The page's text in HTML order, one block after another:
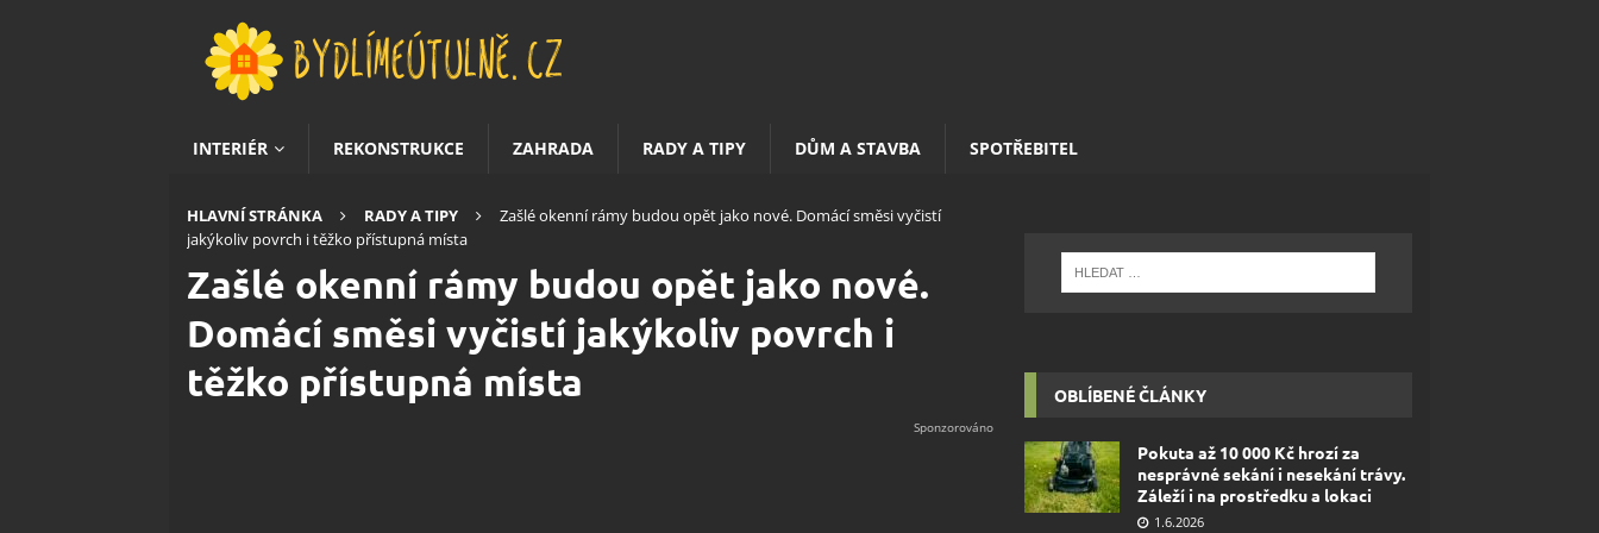
INTERIÉR REKONSTRUKCE ZAHRADA RADY A TIPY DŮM A STAVBA SPOTŘEBITEL
HLAVNÍ STRÁNKA RADY A TIPY
Zašlé okenní rámy budou opět jako nové. Domácí směsi vyčistí
jakýkoliv povrch i těžko přístupná místa
Zašlé okenní rámy budou opět jako nové.
Domácí směsi vyčistí jakýkoliv povrch i
těžko přístupná místa
OBLÍBENÉ ČLÁNKY
Pokuta až 10 000 Kč hrozí za
nesprávné sekání i nesekání trávy.
Záleží i na prostředku a lokaci
1.6.2026